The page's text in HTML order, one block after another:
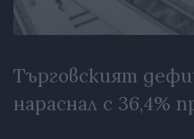
Търговският
нараснал с 36,4%